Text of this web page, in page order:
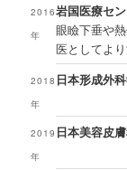
2016
年
岩国医療セ
眼瞼下垂や
医としてよ
2018
年
日本形成外
2019
年
日本美容皮